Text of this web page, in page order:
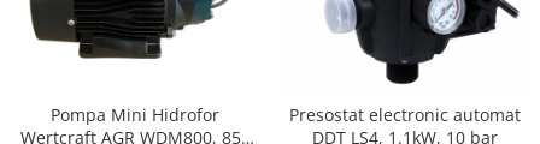
Unelte electrice busteni
Mori cereale si batoze porumb
Granulatoare
Pompa Mini Hidrofor
Wertcraft AGR WDM800, 850
Presostat electronic automat
DDT LS4, 1.1kW, 10 bar